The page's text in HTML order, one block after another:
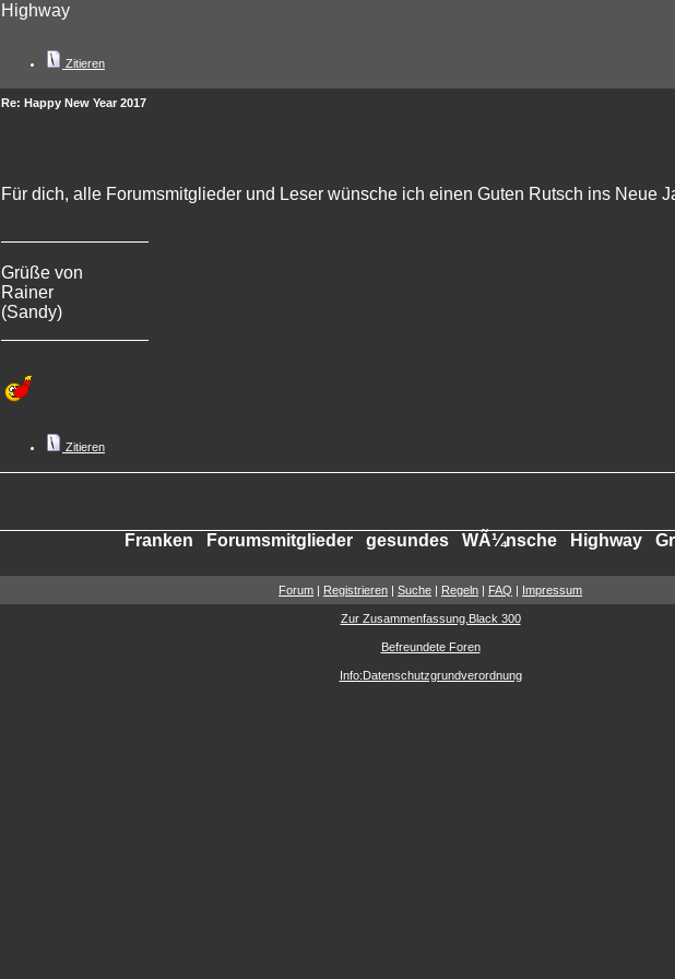
Highway
Zitieren
Re: Happy New Year 2017
Für dich, alle Forumsmitglieder und Leser wünsche ich einen Guten Rutsch ins Neue
Grüße von
Rainer
(Sandy)
Zitieren
Franken Forumsmitglieder gesundes WÃ¼nsche Highway
Forum | Registrieren | Suche | Regeln | FAQ | Impressum
Zur Zusammenfassung,Black 300
Befreundete Foren
Info:Datenschutzgrundverordnung